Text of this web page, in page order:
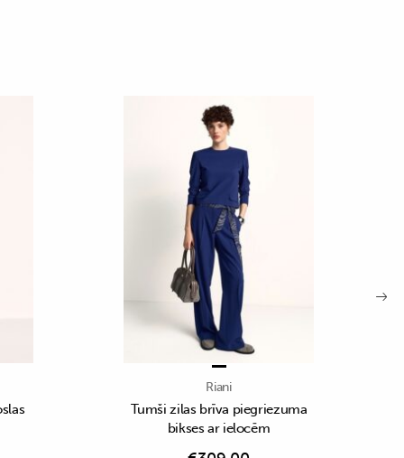
Riani
Tumši zilas brīva piegriezuma
bikses ar ielocēm